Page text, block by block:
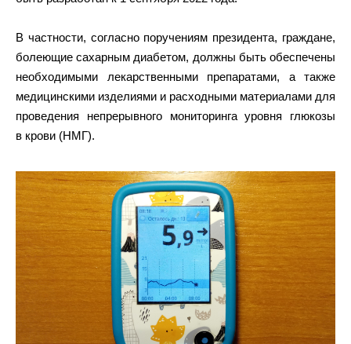
В частности, согласно поручениям президента, граждане,
болеющие сахарным диабетом, должны быть обеспечены
необходимыми лекарственными препаратами, а также
медицинскими изделиями и расходными материалами для
проведения непрерывного мониторинга уровня глюкозы
в крови (НМГ).